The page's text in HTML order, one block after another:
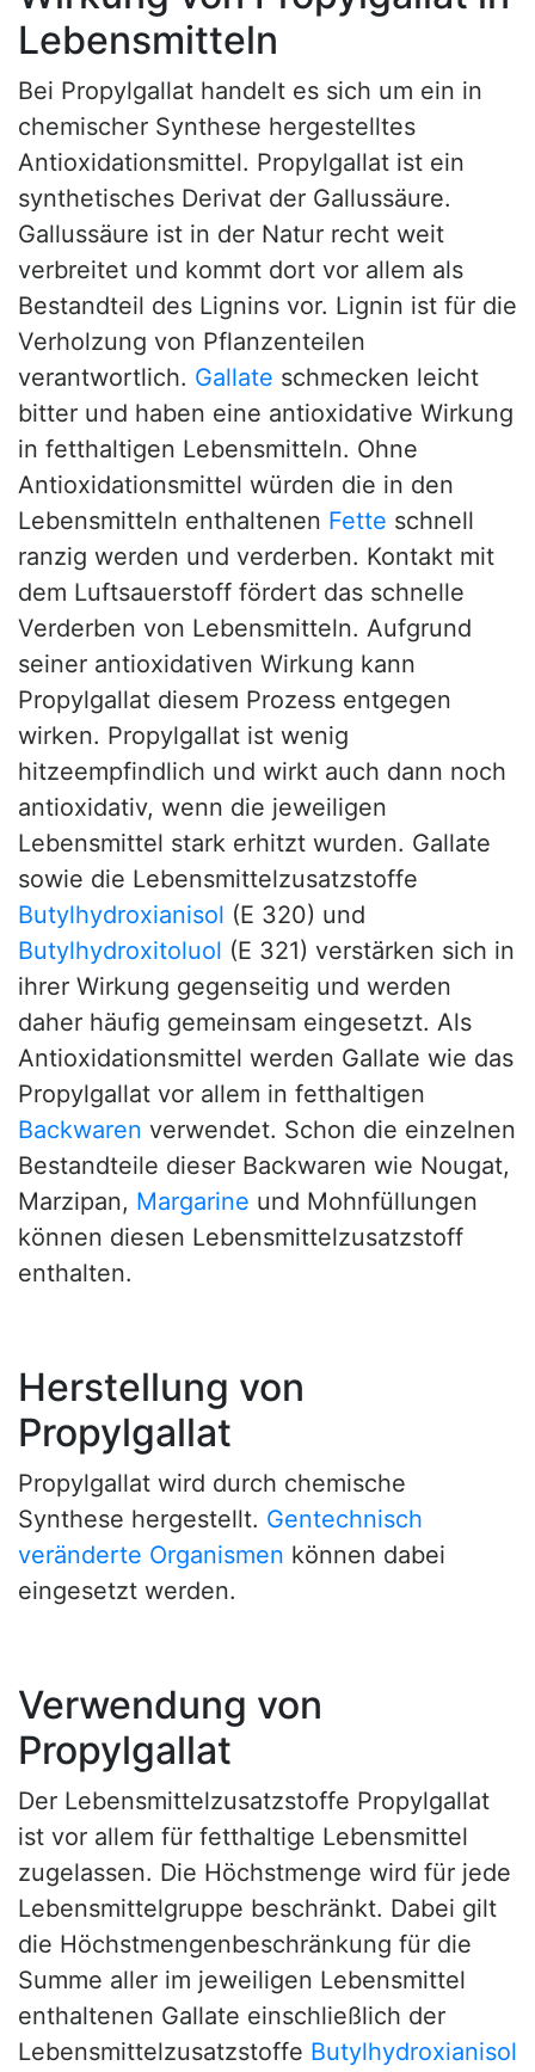
Lebensmitteln
Bei Propylgallat handelt es sich um ein in
chemischer Synthese hergestelltes
Antioxidationsmittel. Propylgallat ist ein
synthetisches Derivat der Gallussäure.
Gallussäure ist in der Natur recht weit
verbreitet und kommt dort vor allem als
Bestandteil des Lignins vor. Lignin ist für die
Verholzung von Pflanzenteilen
verantwortlich. Gallate schmecken leicht
bitter und haben eine antioxidative Wirkung
in fetthaltigen Lebensmitteln. Ohne
Antioxidationsmittel würden die in den
Lebensmitteln enthaltenen Fette schnell
ranzig werden und verderben. Kontakt mit
dem Luftsauerstoff fördert das schnelle
Verderben von Lebensmitteln. Aufgrund
seiner antioxidativen Wirkung kann
Propylgallat diesem Prozess entgegen
wirken. Propylgallat ist wenig
hitzeempfindlich und wirkt auch dann noch
antioxidativ, wenn die jeweiligen
Lebensmittel stark erhitzt wurden. Gallate
sowie die Lebensmittelzusatzstoffe
Butylhydroxianisol (E 320) und
Butylhydroxitoluol (E 321) verstärken sich in
ihrer Wirkung gegenseitig und werden
daher häufig gemeinsam eingesetzt. Als
Antioxidationsmittel werden Gallate wie das
Propylgallat vor allem in fetthaltigen
Backwaren verwendet. Schon die einzelnen
Bestandteile dieser Backwaren wie Nougat,
Marzipan, Margarine und Mohnfüllungen
können diesen Lebensmittelzusatzstoff
enthalten.
Herstellung von
Propylgallat
Propylgallat wird durch chemische
Synthese hergestellt. Gentechnisch
veränderte Organismen können dabei
eingesetzt werden.
Verwendung von
Propylgallat
Der Lebensmittelzusatzstoffe Propylgallat
ist vor allem für fetthaltige Lebensmittel
zugelassen. Die Höchstmenge wird für jede
Lebensmittelgruppe beschränkt. Dabei gilt
die Höchstmengenbeschränkung für die
Summe aller im jeweiligen Lebensmittel
enthaltenen Gallate einschließlich der
Lebensmittelzusatzstoffe Butylhydroxianisol